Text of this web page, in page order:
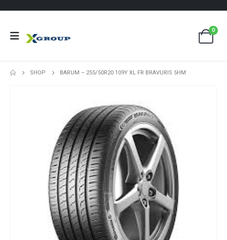
0
SHOP BARUM – 255/50R20 109Y XL FR BRAVURIS 5HM